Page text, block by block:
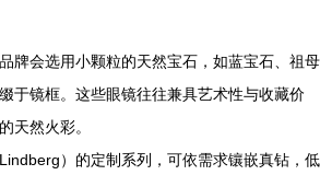
牌会选用小颗粒的天然宝石，如蓝宝石、祖母
于镜框。这些眼镜往往兼具艺术性与收藏价
天然火彩。
）的定制系列，可依需求镶嵌真钻，低